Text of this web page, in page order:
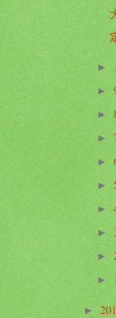
►
►
►
►
►
►
►
►
►
►
►